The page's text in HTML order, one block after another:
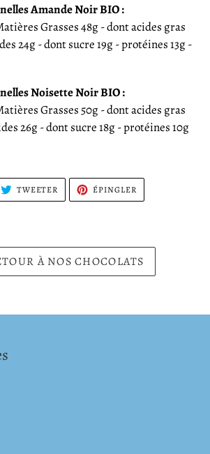
Amande Noir BIO :
Grasses 48g - dont acides gras
24g - dont sucre 19g - protéines 13g -
Noisette Noir BIO :
Grasses 50g - dont acides gras
26g - dont sucre 18g - protéines 10g
TWEETER TWEETER
TWITTER
ÉPINGLER
PINTEREST
À NOS CHOCOLATS